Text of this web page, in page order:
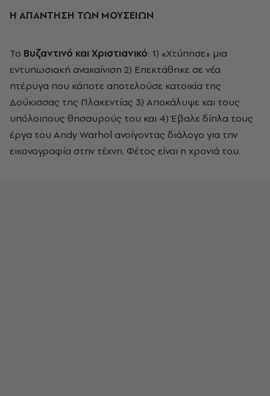
Η ΑΠΑΝΤΗΣΗ ΤΩΝ ΜΟΥΣΕΙΩΝ
Το Βυζαντινό και Χριστιανικό: 1) «Χτύπησε» μια
εντυπωσιακή ανακαίνιση 2) Επεκτάθηκε σε νέα
πτέρυγα που κάποτε αποτελούσε κατοικία της
Δούκισσας της Πλακεντίας 3) Αποκάλυψε και τους
υπόλοιπους θησαυρούς του και 4) Έβαλε δίπλα τους
έργα του Andy Warhol ανοίγοντας διάλογο για την
εικονογραφία στην τέχνη. Φέτος είναι η χρονιά του.